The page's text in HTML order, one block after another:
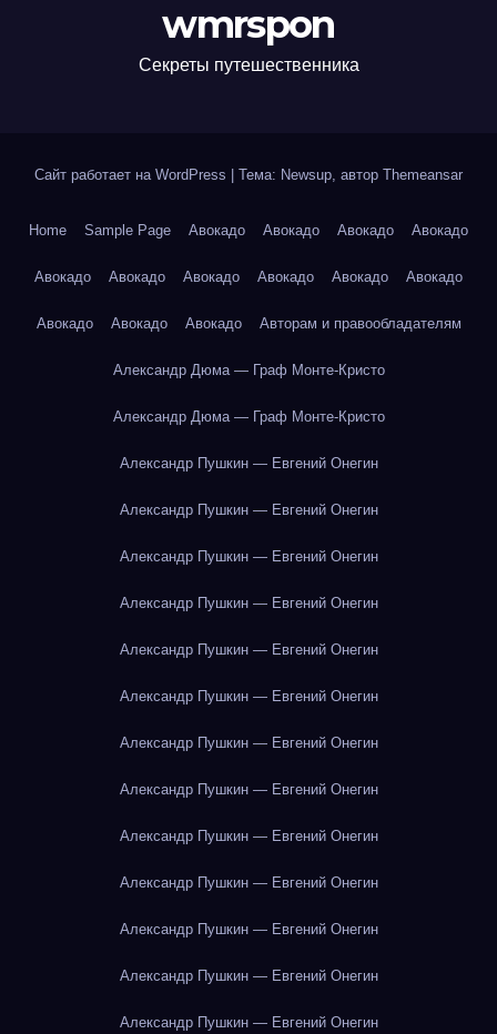
wmrspon
Секреты путешественника
Сайт работает на WordPress Тема: Newsup, автор Themeansar
Home Sample Page Авокадо Авокадо Авокадо Авокадо
Авокадо Авокадо Авокадо Авокадо Авокадо Авокадо
Авокадо Авокадо Авокадо Авторам и правообладателям
Александр Дюма — Граф Монте-Кристо
Александр Дюма — Граф Монте-Кристо
Александр Пушкин — Евгений Онегин
Александр Пушкин — Евгений Онегин
Александр Пушкин — Евгений Онегин
Александр Пушкин — Евгений Онегин
Александр Пушкин — Евгений Онегин
Александр Пушкин — Евгений Онегин
Александр Пушкин — Евгений Онегин
Александр Пушкин — Евгений Онегин
Александр Пушкин — Евгений Онегин
Александр Пушкин — Евгений Онегин
Александр Пушкин — Евгений Онегин
Александр Пушкин — Евгений Онегин
Александр Пушкин — Евгений Онегин